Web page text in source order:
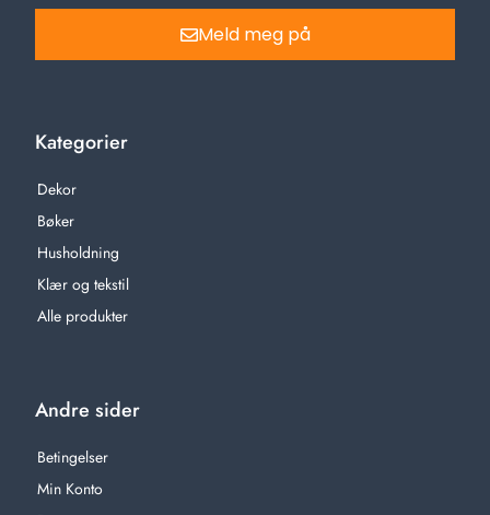
Meld meg på
Kategorier
Dekor
Bøker
Husholdning
Klær og tekstil
Alle produkter
Andre sider
Betingelser
Min Konto